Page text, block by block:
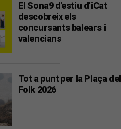
El Sona9 d'estiu d'iCat
descobreix els
concursants balears i
valencians
Tot a punt per la Plaça del
Folk 2026